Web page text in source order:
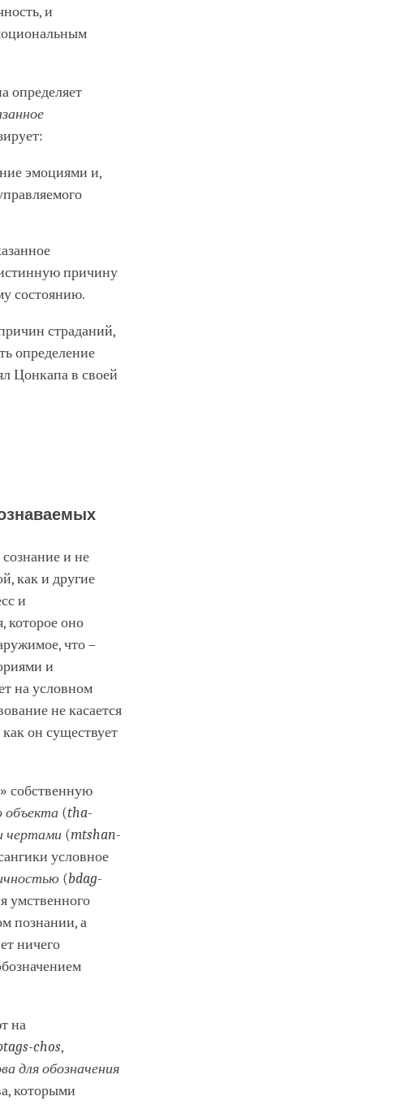
и
определяет
эмоциями и,
причину
состоянию.
страданий,
определение
Цонкапа в своей
и не
как и другие
и
которое оно
что –
и
на условном
не касается
как он существует
собственную
объекта (tha-
чертами (mtshan-
условное
(bdag-
умственного
познании, а
ничего
на
chos,
для обозначения
которыми